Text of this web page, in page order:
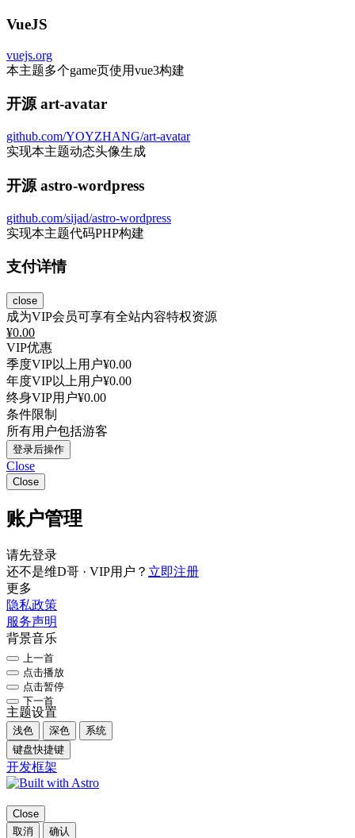
VueJS
vuejs.org
本主题多个game页使用vue3构建
开源 art-avatar
github.com/YOYZHANG/art-avatar
实现本主题动态头像生成
开源 astro-wordpress
github.com/sijad/astro-wordpress
实现本主题代码PHP构建
支付详情
close
成为VIP会员可享有全站内容特权资源
¥0.00
VIP优惠
季度VIP以上用户¥0.00
年度VIP以上用户¥0.00
终身VIP用户¥0.00
条件限制
所有用户包括游客
登录后操作
Close
Close
账户管理
请先登录
还不是维D哥 · VIP用户？ 立即注册
更多
隐私政策
服务声明
背景音乐
上一首
点击播放
点击暂停
下一首
主题设置
浅色 深色
系统
键盘快捷键
开发框架
Close
取消
确认